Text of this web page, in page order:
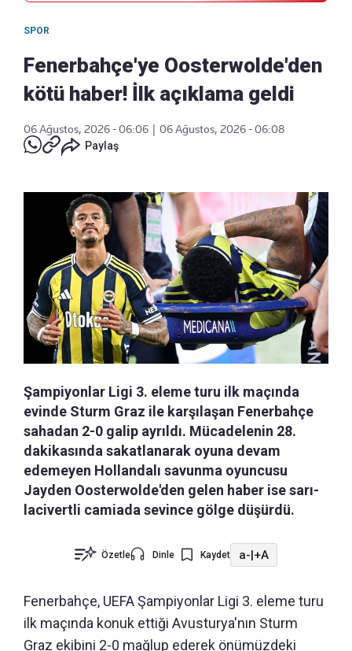
SPOR
Fenerbahçe'ye Oosterwolde'den
kötü haber! İlk açıklama geldi
06 Ağustos, 2026 - 06:06
06 Ağustos, 2026 - 06:08
Paylaş
Şampiyonlar Ligi 3. eleme turu ilk maçında
evinde Sturm Graz ile karşılaşan Fenerbahçe
sahadan 2-0 galip ayrıldı. Mücadelenin 28.
dakikasında sakatlanarak oyuna devam
edemeyen Hollandalı savunma oyuncusu
Jayden Oosterwolde'den gelen haber ise sarı-
lacivertli camiada sevince gölge düşürdü.
Özetle Dinle Kaydet a-|+A
Fenerbahçe, UEFA Şampiyonlar Ligi 3. eleme turu
ilk maçında konuk ettiği Avusturya'nın Sturm
Graz ekibini 2-0 mağlup ederek önümüzdeki